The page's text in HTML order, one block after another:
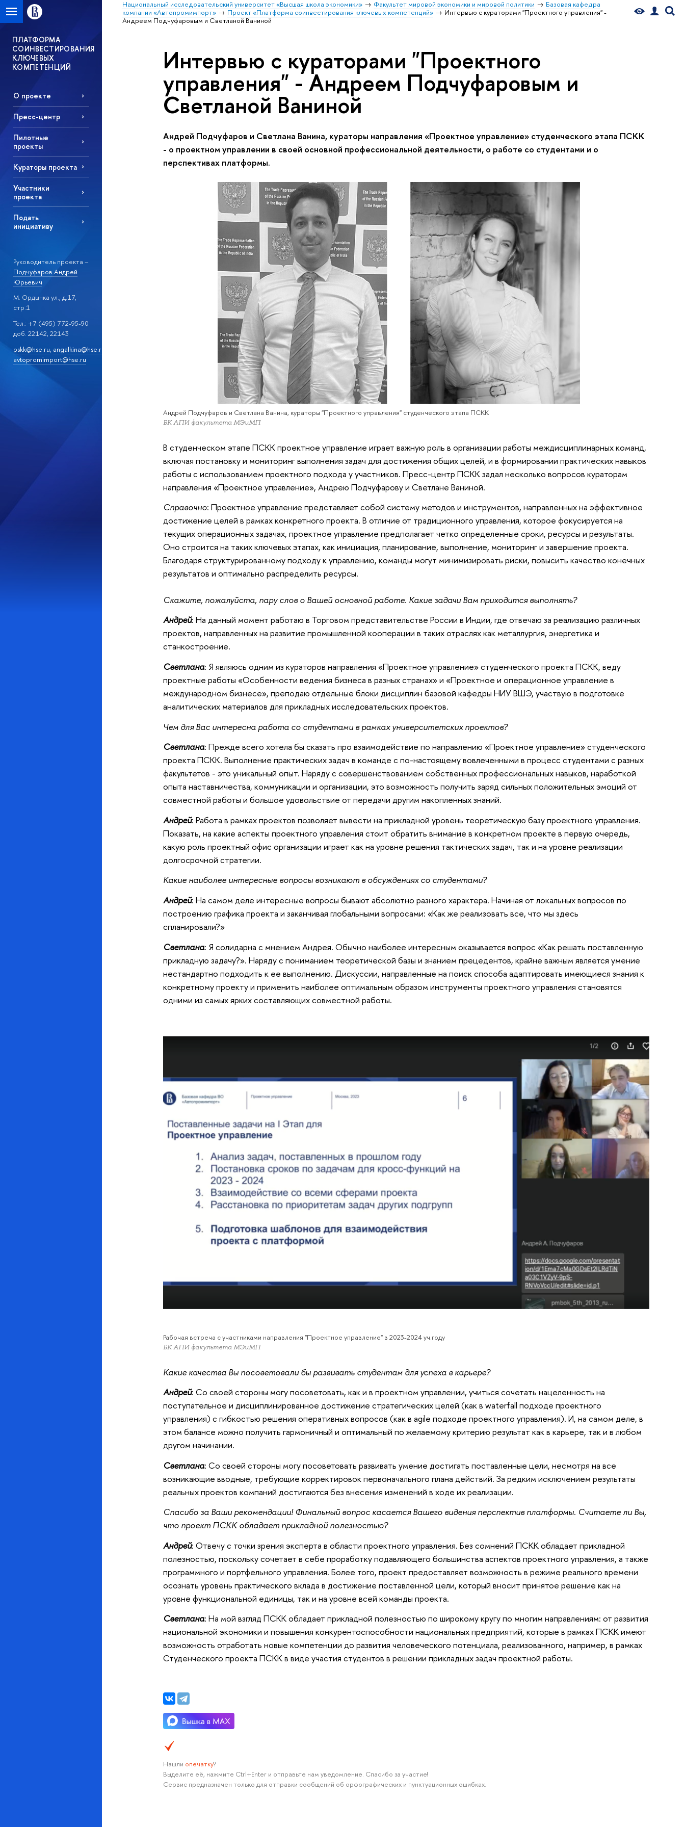
Национальный исследовательский университет «Высшая школа экономики» Факультет мировой экономики и мировой политики
Базовая кафедра
компании «Автопромимпорт»
Проект «Платформа соинвестирования ключевых компетенций»
Интервью с кураторами "Проектного управления" -
Андреем Подчуфаровым и Светланой Ваниной
ПЛАТФОРМА
СОИНВЕСТИРОВАНИЯ
КЛЮЧЕВЫХ
КОМПЕТЕНЦИЙ
О проекте
Пресс-центр
Пилотные
проекты
Кураторы проекта
Участники
проекта
Подать
инициативу
Руководитель проекта –
Подчуфаров Андрей
Юрьевич
М. Ордынка ул., д.17,
стр.1
Тел.: +7 (495) 772-95-90
доб. 22142, 22143
pskk@hse.ru, angalkina@hse.ru
avtopromimport@hse.ru
Интервью с кураторами "Проектного
управления" - Андреем Подчуфаровым и
Светланой Ваниной
Андрей Подчуфаров и Светлана Ванина, кураторы направления «Проектное управление» студенческого этапа ПСКК
- о проектном управлении в своей основной профессиональной деятельности, о работе со студентами и о
перспективах платформы.
Андрей Подчуфаров и Светлана Ванина, кураторы "Проектного управления" студенческого этапа ПСКК
БК АПИ факультета МЭиМП
В студенческом этапе ПСКК проектное управление играет важную роль в организации работы междисциплинарных команд,
включая постановку и мониторинг выполнения задач для достижения общих целей, и в формировании практических навыков
работы с использованием проектного подхода у участников. Пресс-центр ПСКК задал несколько вопросов кураторам
направления «Проектное управление», Андрею Подчуфарову и Светлане Ваниной.
Справочно: Проектное управление представляет собой систему методов и инструментов, направленных на эффективное
достижение целей в рамках конкретного проекта. В отличие от традиционного управления, которое фокусируется на
текущих операционных задачах, проектное управление предполагает четко определенные сроки, ресурсы и результаты.
Оно строится на таких ключевых этапах, как инициация, планирование, выполнение, мониторинг и завершение проекта.
Благодаря структурированному подходу к управлению, команды могут минимизировать риски, повысить качество конечных
результатов и оптимально распределить ресурсы.
Скажите, пожалуйста, пару слов о Вашей основной работе. Какие задачи Вам приходится выполнять?
Андрей: На данный момент работаю в Торговом представительстве России в Индии, где отвечаю за реализацию различных
проектов, направленных на развитие промышленной кооперации в таких отраслях как металлургия, энергетика и
станкостроение.
Светлана: Я являюсь одним из кураторов направления «Проектное управление» студенческого проекта ПСКК, веду
проектные работы «Особенности ведения бизнеса в разных странах» и «Проектное и операционное управление в
международном бизнесе», преподаю отдельные блоки дисциплин базовой кафедры НИУ ВШЭ, участвую в подготовке
аналитических материалов для прикладных исследовательских проектов.
Чем для Вас интересна работа со студентами в рамках университетских проектов?
Светлана: Прежде всего хотела бы сказать про взаимодействие по направлению «Проектное управление» студенческого
проекта ПСКК. Выполнение практических задач в команде с по-настоящему вовлеченными в процесс студентами с разных
факультетов - это уникальный опыт. Наряду с совершенствованием собственных профессиональных навыков, наработкой
опыта наставничества, коммуникации и организации, это возможность получить заряд сильных положительных эмоций от
совместной работы и большое удовольствие от передачи другим накопленных знаний.
Андрей: Работа в рамках проектов позволяет вывести на прикладной уровень теоретическую базу проектного управления.
Показать, на какие аспекты проектного управления стоит обратить внимание в конкретном проекте в первую очередь,
какую роль проектный офис организации играет как на уровне решения тактических задач, так и на уровне реализации
долгосрочной стратегии.
Какие наиболее интересные вопросы возникают в обсуждениях со студентами?
Андрей: На самом деле интересные вопросы бывают абсолютно разного характера. Начиная от локальных вопросов по
построению графика проекта и заканчивая глобальными вопросами: «Как же реализовать все, что мы здесь
спланировали?»
Светлана: Я солидарна с мнением Андрея. Обычно наиболее интересным оказывается вопрос «Как решать поставленную
прикладную задачу?». Наряду с пониманием теоретической базы и знанием прецедентов, крайне важным является умение
нестандартно подходить к ее выполнению. Дискуссии, направленные на поиск способа адаптировать имеющиеся знания к
конкретному проекту и применить наиболее оптимальным образом инструменты проектного управления становятся
одними из самых ярких составляющих совместной работы.
Рабочая встреча с участниками направления "Проектное управление" в 2023-2024 уч.году
БК АПИ факультета МЭиМП
Какие качества Вы посоветовали бы развивать студентам для успеха в карьере?
Андрей: Со своей стороны могу посоветовать, как и в проектном управлении, учиться сочетать нацеленность на
поступательное и дисциплинированное достижение стратегических целей (как в waterfall подходе проектного
управления) с гибкостью решения оперативных вопросов (как в agile подходе проектного управления). И, на самом деле, в
этом балансе можно получить гармоничный и оптимальный по желаемому критерию результат как в карьере, так и в любом
другом начинании.
Светлана: Со своей стороны могу посоветовать развивать умение достигать поставленные цели, несмотря на все
возникающие вводные, требующие корректировок первоначального плана действий. За редким исключением результаты
реальных проектов компаний достигаются без внесения изменений в ходе их реализации.
Спасибо за Ваши рекомендации! Финальный вопрос касается Вашего видения перспектив платформы. Считаете ли Вы,
что проект ПСКК обладает прикладной полезностью?
Андрей: Отвечу с точки зрения эксперта в области проектного управления. Без сомнений ПСКК обладает прикладной
полезностью, поскольку сочетает в себе проработку подавляющего большинства аспектов проектного управления, а также
программного и портфельного управления. Более того, проект предоставляет возможность в режиме реального времени
осознать уровень практического вклада в достижение поставленной цели, который вносит принятое решение как на
уровне функциональной единицы, так и на уровне всей команды проекта.
Светлана: На мой взгляд ПСКК обладает прикладной полезностью по широкому кругу по многим направлениям: от развития
национальной экономики и повышения конкурентоспособности национальных предприятий, которые в рамках ПСКК имеют
возможность отработать новые компетенции до развития человеческого потенциала, реализованного, например, в рамках
Студенческого проекта ПСКК в виде участия студентов в решении прикладных задач проектной работы.
Нашли опечатку?
Выделите её, нажмите Ctrl+Enter и отправьте нам уведомление. Спасибо за участие!
Сервис предназначен только для отправки сообщений об орфографических и пунктуационных ошибках.